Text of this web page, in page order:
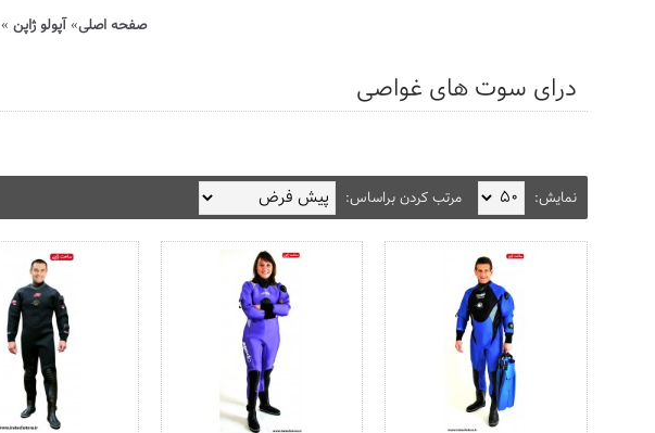
صفحه اصلی آپولو ژاپن
درای سوت های غواصی
نمایش: مرتب کردن براساس: